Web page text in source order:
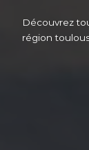
Découvrez
région